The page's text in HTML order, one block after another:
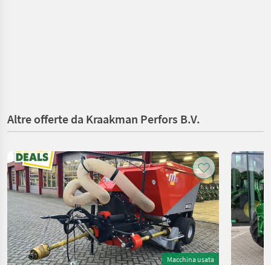
Altre offerte da Kraakman Perfors B.V.
Macchina usata